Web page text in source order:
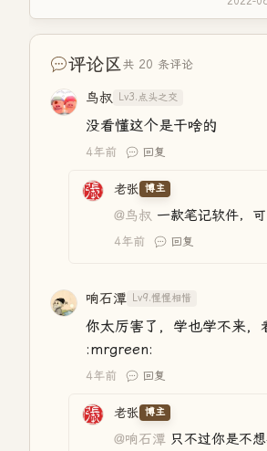
评论区共 20 条评论
鸟叔 Lv3.点头之交
没看懂这个是干啥的
4年前 回复
老张 博主
@鸟叔 一款笔记软件，
4年前 回复
响石潭 Lv9.惺惺相惜
你太厉害了，学也学不来，
:mrgreen:
4年前 回复
老张 博主
@响石潭 只不过你是不想